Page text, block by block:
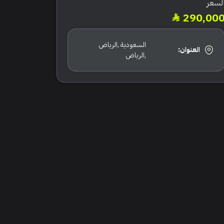
العنوان:
السعودية ,الرياض
,الرياض